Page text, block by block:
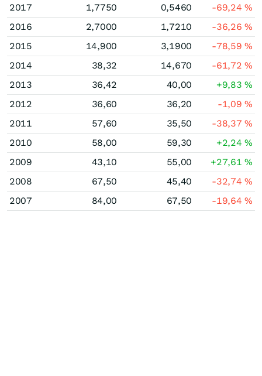
2017
1,7750 0,5460 -69,24%
2016
2,7000 1,7210 -36,26%
2015
14,900 3,1900 -78,59%
2014
38,32 14,670 -61,72%
2013
36,42 40,00 +9,83%
2012
36,60 36,20 -1,09%
2011
57,60 35,50 -38,37%
2010
58,00 59,30 +2,24%
2009
43,10 55,00 +27,61%
2008
67,50 45,40 -32,74%
2007
84,00 67,50 -19,64%